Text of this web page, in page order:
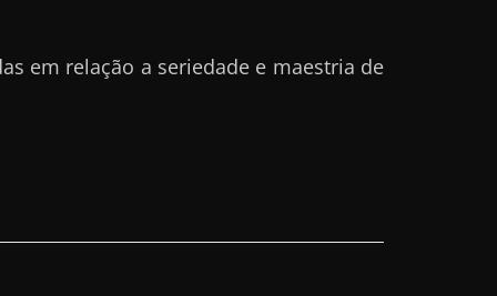
em relação a seriedade e maestria de